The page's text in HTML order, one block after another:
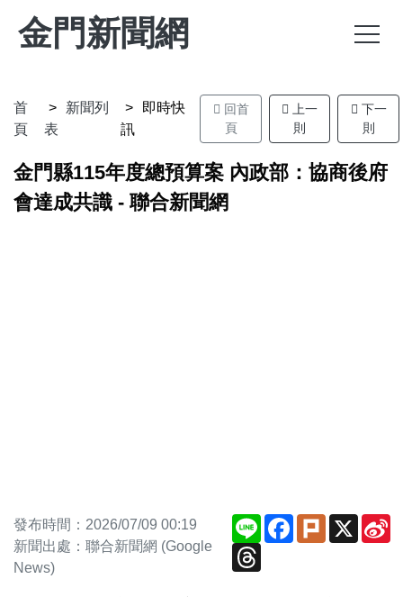
金門新聞網
首
頁
新聞列
表
即時快
訊
回首
頁
上一
則
下一
則
金門縣115年度總預算案 內政部：協商後府
會達成共識 - 聯合新聞網
發布時間：2026/07/09 00:19
新聞出處：聯合新聞網 (Google
News)
Line Facebook
PlurkX
Threads